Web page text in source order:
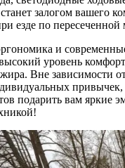
залогом вашего
езде по пересеченной
и
уровень
Вне зависимости
привычек,
подарить вам яркие